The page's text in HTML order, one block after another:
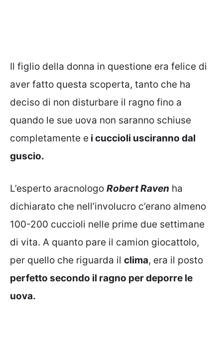
Il figlio della donna in questione era felice di
aver fatto questa scoperta, tanto che ha
deciso di non disturbare il ragno fino a
quando le sue uova non saranno schiuse
completamente e i cuccioli usciranno dal
guscio.
L’esperto aracnologo Robert Raven ha
dichiarato che nell’involucro c’erano almeno
100-200 cuccioli nelle prime due settimane
di vita. A quanto pare il camion giocattolo,
per quello che riguarda il clima, era il posto
perfetto secondo il ragno per deporre le
uova.